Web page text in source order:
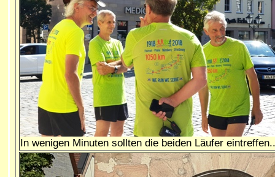
In wenigen Minuten sollten die beiden Läufer